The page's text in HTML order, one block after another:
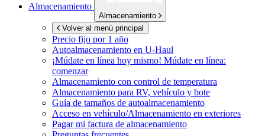
Almacenamiento
Almacenamiento
Volver al menú principal
Precio fijo por 1 año
Autoalmacenamiento en U-Haul
¡Múdate en línea hoy mismo! Múdate en línea:
comenzar
Almacenamiento con control de temperatura
Almacenamiento para RV, vehículo y bote
Guía de tamaños de autoalmacenamiento
Acceso en vehículo/Almacenamiento en exteriores
Pagar mi factura de almacenamiento